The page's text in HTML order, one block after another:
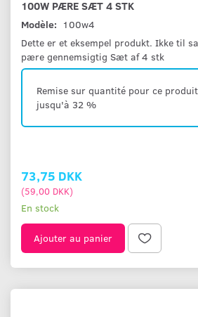
100W PÆRE SÆT 4 STK
Modèle: 100w4
Dette er et eksempel produkt. Ikke til
pære gennemsigtig Sæt af 4 stk
Remise sur quantité pour ce
jusqu'à 32 %
73,75 DKK
(59,00 DKK)
En stock
Ajouter au panier